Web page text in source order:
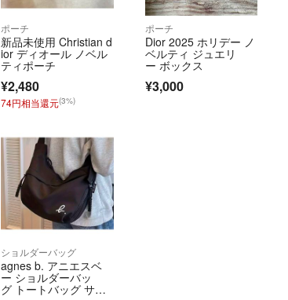
ポーチ
新品未使用 Christian d
ior ディオール ノベル
ティポーチ
¥2,480
74円相当還元(3%)
ポーチ
Dior 2025 ホリデー ノ
ベルティ ジュエリ
ー ボックス
¥3,000
ショルダーバッグ
agnes b. アニエスベ
ー ショルダーバッ
グ トートバッグ サコ